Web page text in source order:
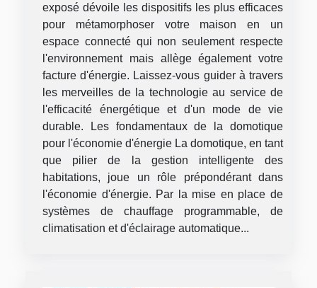
exposé dévoile les dispositifs les plus efficaces
pour métamorphoser votre maison en un
espace connecté qui non seulement respecte
l'environnement mais allège également votre
facture d'énergie. Laissez-vous guider à travers
les merveilles de la technologie au service de
l'efficacité énergétique et d'un mode de vie
durable. Les fondamentaux de la domotique
pour l'économie d'énergie La domotique, en tant
que pilier de la gestion intelligente des
habitations, joue un rôle prépondérant dans
l'économie d'énergie. Par la mise en place de
systèmes de chauffage programmable, de
climatisation et d'éclairage automatique...